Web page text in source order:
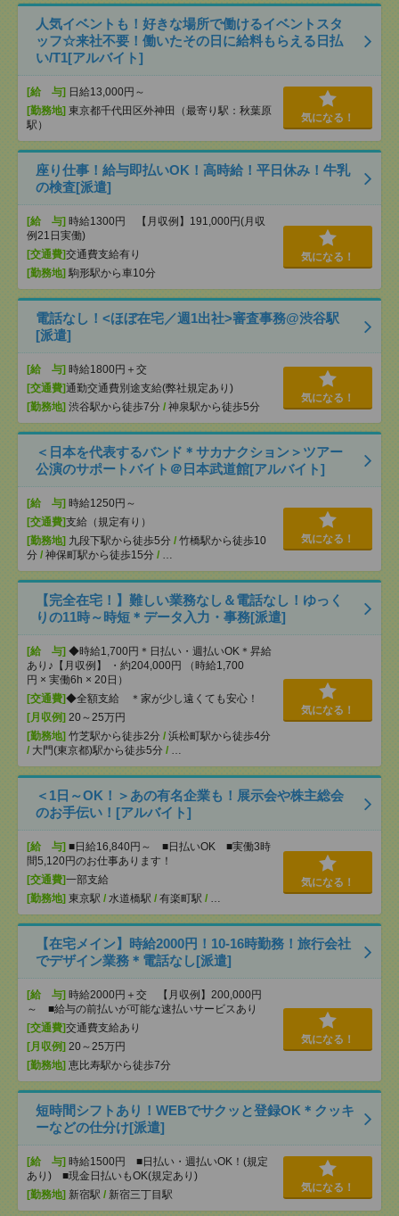
人気イベントも！好きな場所で働けるイベントスタ
ッフ☆来社不要！働いたその日に給料もらえる日払
い/T1[アルバイト]
[給 与] 日給13,000円～
[勤務地] 東京都千代田区外神田（最寄り駅：秋葉原
駅）
気になる！
座り仕事！給与即払いOK！高時給！平日休み！牛乳
の検査[派遣]
[給 与] 時給1300円 【月収例】191,000円(月収
例21日実働)
[交通費]交通費支給有り
[勤務地] 駒形駅から車10分
気になる！
電話なし！<ほぼ在宅／週1出社>審査事務@渋谷駅
[派遣]
[給 与] 時給1800円＋交
[交通費]通勤交通費別途支給(弊社規定あり)
[勤務地] 渋谷駅から徒歩7分 / 神泉駅から徒歩5分
気になる！
＜日本を代表するバンド＊サカナクション＞ツアー
公演のサポートバイト＠日本武道館[アルバイト]
[給 与] 時給1250円～
[交通費]支給（規定有り）
[勤務地] 九段下駅から徒歩5分 / 竹橋駅から徒歩10
分 / 神保町駅から徒歩15分 / …
気になる！
【完全在宅！】難しい業務なし＆電話なし！ゆっく
りの11時～時短＊データ入力・事務[派遣]
[給 与] ◆時給1,700円＊日払い・週払いOK＊昇給
あり♪【月収例】 ・約204,000円 （時給1,700
円 × 実働6h × 20日）
[交通費]◆全額支給 ＊家が少し遠くても安心！
[月収例] 20～25万円
[勤務地] 竹芝駅から徒歩2分 / 浜松町駅から徒歩4分
/ 大門(東京都)駅から徒歩5分 / …
気になる！
＜1日～OK！＞あの有名企業も！展示会や株主総会
のお手伝い！[アルバイト]
[給 与] ■日給16,840円～ ■日払いOK ■実働3時
間5,120円のお仕事あります！
[交通費]一部支給
[勤務地] 東京駅 / 水道橋駅 / 有楽町駅 / …
気になる！
【在宅メイン】時給2000円！10-16時勤務！旅行会社
でデザイン業務＊電話なし[派遣]
[給 与] 時給2000円＋交 【月収例】200,000円
～ ■給与の前払いが可能な速払いサービスあり
[交通費]交通費支給あり
[月収例] 20～25万円
[勤務地] 恵比寿駅から徒歩7分
気になる！
短時間シフトあり！WEBでサクッと登録OK＊クッキ
ーなどの仕分け[派遣]
[給 与] 時給1500円 ■日払い・週払いOK！(規定
あり) ■現金日払いもOK(規定あり)
[勤務地] 新宿駅 / 新宿三丁目駅
気になる！